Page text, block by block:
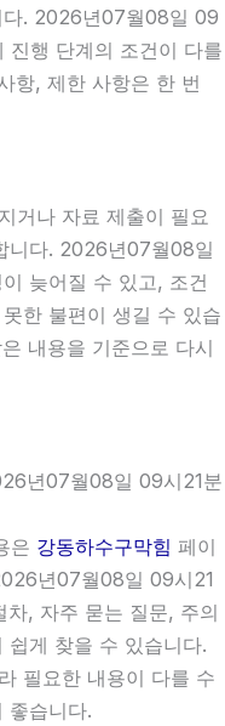
다. 2026년07월08일 09
진행 단계의 조건이 다를
항, 제한 사항은 한 번
거나 자료 제출이 필요
니다. 2026년07월08일
늦어질 수 있고, 조건
한 불편이 생길 수 있습
내용을 기준으로 다시
년07월08일 09시21분
은 강동하수구막힘 페이
년07월08일 09시21
, 자주 묻는 질문, 주의
쉽게 찾을 수 있습니다.
필요한 내용이 다를 수
좋습니다.